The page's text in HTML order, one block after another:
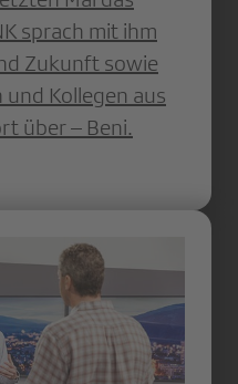
sprach mit ihm
Zukunft sowie
Kollegen aus
über – Beni.